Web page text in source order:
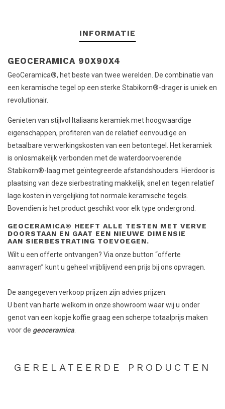
INFORMATIE
GEOCERAMICA 90X90X4
GeoCeramica®, het beste van twee werelden. De combinatie van
een keramische tegel op een sterke Stabikorn®-drager is uniek en
revolutionair.
Genieten van stijlvol Italiaans keramiek met hoogwaardige
eigenschappen, profiteren van de relatief eenvoudige en
betaalbare verwerkingskosten van een betontegel. Het keramiek
is onlosmakelijk verbonden met de waterdoorvoerende
Stabikorn®-laag met geïntegreerde afstandshouders. Hierdoor is
plaatsing van deze sierbestrating makkelijk, snel en tegen relatief
lage kosten in vergelijking tot normale keramische tegels.
Bovendien is het product geschikt voor elk type ondergrond.
GEOCERAMICA® HEEFT ALLE TESTEN MET VERVE
DOORSTAAN EN GAAT EEN NIEUWE DIMENSIE
AAN SIERBESTRATING TOEVOEGEN.
Wilt u een offerte ontvangen? Via onze button “offerte
aanvragen” kunt u geheel vrijblijvend een prijs bij ons opvragen.
De aangegeven verkoop prijzen zijn advies prijzen.
U bent van harte welkom in onze showroom waar wij u onder
genot van een kopje koffie graag een scherpe totaalprijs maken
voor de geoceramica.
GERELATEERDE PRODUCTEN